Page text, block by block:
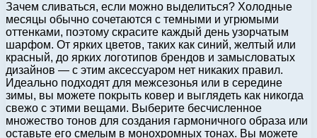
Зачем сливаться, если можно выделиться? Холодные
месяцы обычно сочетаются с темными и угрюмыми
оттенками, поэтому скрасите каждый день узорчатым
шарфом. От ярких цветов, таких как синий, желтый или
красный, до ярких логотипов брендов и замысловатых
дизайнов — с этим аксессуаром нет никаких правил.
Идеально подходят для межсезонья или в середине
зимы, вы можете покрыть ковер и выглядеть как никогда
свежо с этими вещами. Выберите бесчисленное
множество тонов для создания гармоничного образа или
оставьте его смелым в монохромных тонах. Вы можете